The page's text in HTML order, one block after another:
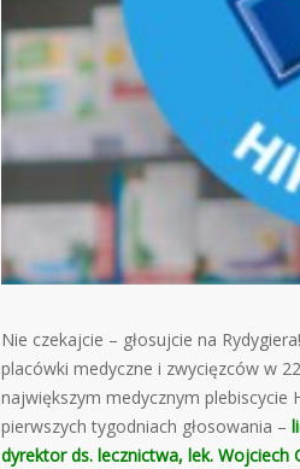
Nie czekajcie – głosujcie na
placówki medyczne i zwycięzców w
największym medycznym plebiscycie
pierwszych tygodniach głosowania –
dyrektor ds. lecznictwa, lek. Wojciech